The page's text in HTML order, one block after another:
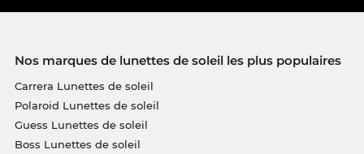
Nos marques de lunettes de soleil les plus populaires
Carrera Lunettes de soleil
Polaroid Lunettes de soleil
Guess Lunettes de soleil
Boss Lunettes de soleil